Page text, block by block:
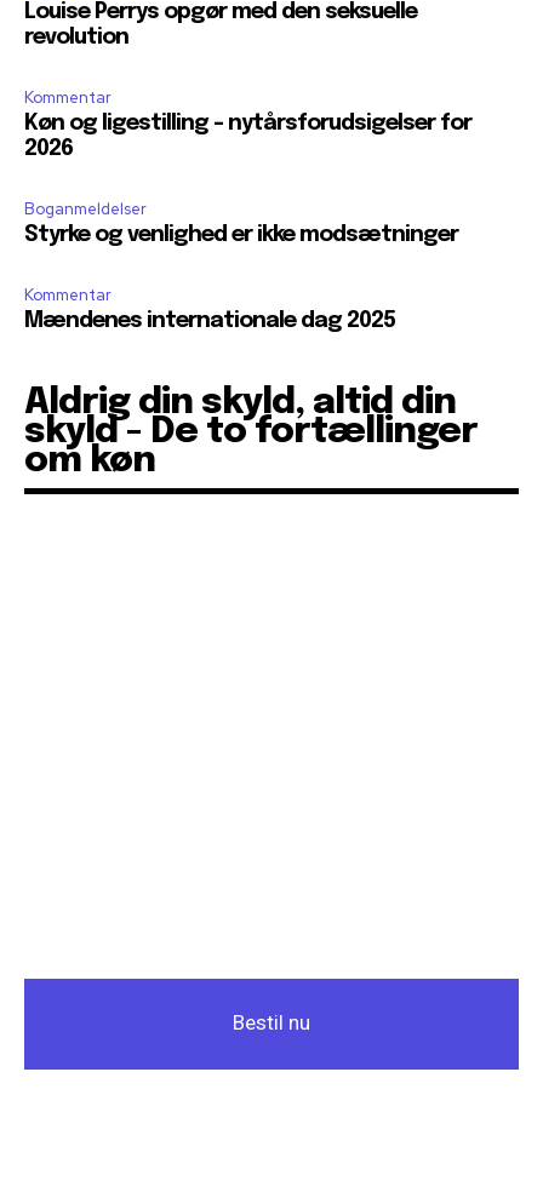
Louise Perrys opgør med den seksuelle
revolution
Kommentar
Køn og ligestilling – nytårsforudsigelser for
2026
Boganmeldelser
Styrke og venlighed er ikke modsætninger
Kommentar
Mændenes internationale dag 2025
Aldrig din skyld, altid din
skyld - De to fortællinger
om køn
Bestil nu